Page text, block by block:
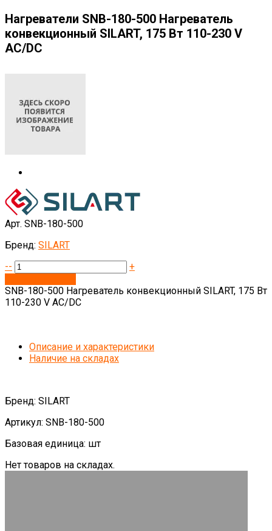
Нагреватели SNB-180-500 Нагреватель
конвекционный SILART, 175 Вт 110-230 V
AC/DC
Арт. SNB-180-500
Бренд: SILART
--
+
SNB-180-500 Нагреватель конвекционный SILART, 175 Вт
110-230 V AC/DC
Описание и характеристики
Наличие на складах
Бренд: SILART
Артикул: SNB-180-500
Базовая единица: шт
Нет товаров на складах.